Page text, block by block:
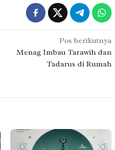
Pos berikutnya
Menag Imbau Tarawih dan
Tadarus di Rumah